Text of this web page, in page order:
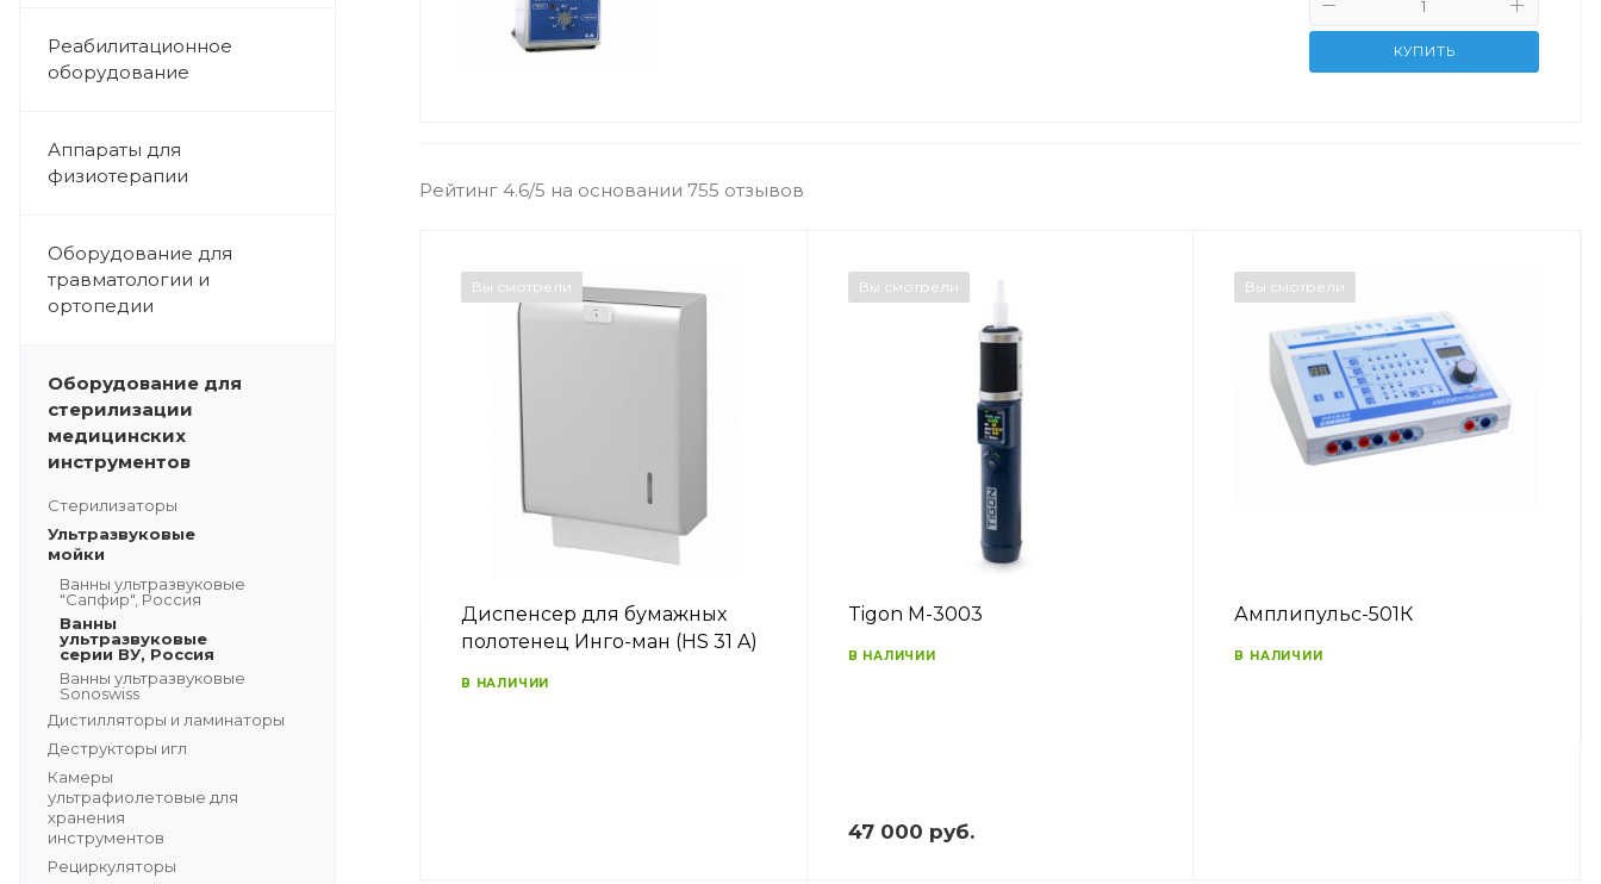
Реабилитационное
оборудование
Аппараты для
физиотерапии
Оборудование для
травматологии и
ортопедии
Оборудование для
стерилизации
медицинских
инструментов
Стерилизаторы
Ультразвуковые
мойки
Ванны ультразвуковые
"Сапфир", Россия
Ванны
ультразвуковые
серии ВУ, Россия
Ванны ультразвуковые
Sonoswiss
Дистилляторы и ламинаторы
Деструкторы игл
Камеры
ультрафиолетовые для
хранения
инструментов
Рециркуляторы
КУПИТЬ
Рейтинг 4.6/5 на основании 755 отзывов
Вы смотрели
Диспенсер для бумажных
полотенец Инго-ман (HS 31 A)
В НАЛИЧИИ
Вы смотрели
Tigon M-3003
В НАЛИЧИИ
47 000 руб.
Вы смотрели
Амплипульс-501К
В НАЛИЧИИ